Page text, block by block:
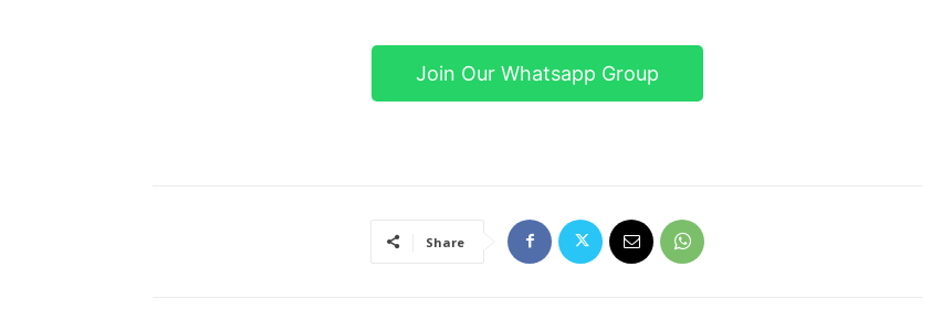
Join Our Whatsapp Group
Share